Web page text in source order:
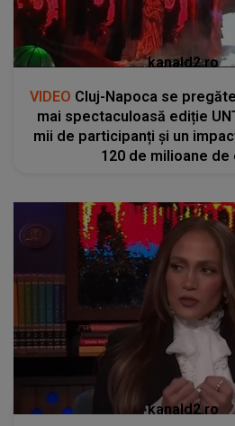
kanald2.ro
VIDEO Cluj-Napoca se
mai spectaculoasă ediție
mii de participanți și un
120 de milioane de
kanald2.ro